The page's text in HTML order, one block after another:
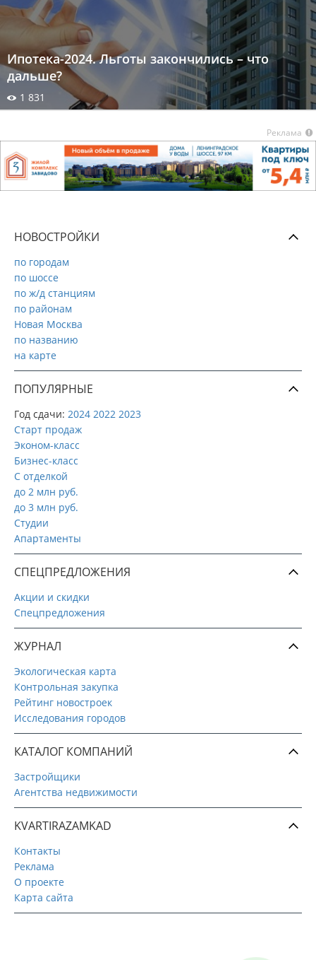
Ипотека-2024. Льготы закончились – что
дальше?
1 831
Реклама
НОВОСТРОЙКИ
по городам
по шоссе
по ж/д станциям
по районам
Новая Москва
по названию
на карте
ПОПУЛЯРНЫЕ
Год сдачи: 2024 2022 2023
Старт продаж
Эконом-класс
Бизнес-класс
С отделкой
до 2 млн руб.
до 3 млн руб.
Студии
Апартаменты
СПЕЦПРЕДЛОЖЕНИЯ
Акции и скидки
Спецпредложения
ЖУРНАЛ
Экологическая карта
Контрольная закупка
Рейтинг новостроек
Исследования городов
КАТАЛОГ КОМПАНИЙ
Застройщики
Агентства недвижимости
KVARTIRAZAMKAD
Контакты
Реклама
О проекте
Карта сайта